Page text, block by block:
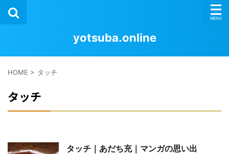
yotsuba.online
HOME > タッチ
タッチ
タッチ｜あだち充｜マンガの思い出